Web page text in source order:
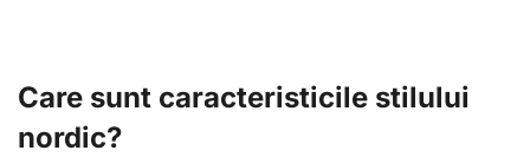
Care sunt caracteristicile stilului
nordic?